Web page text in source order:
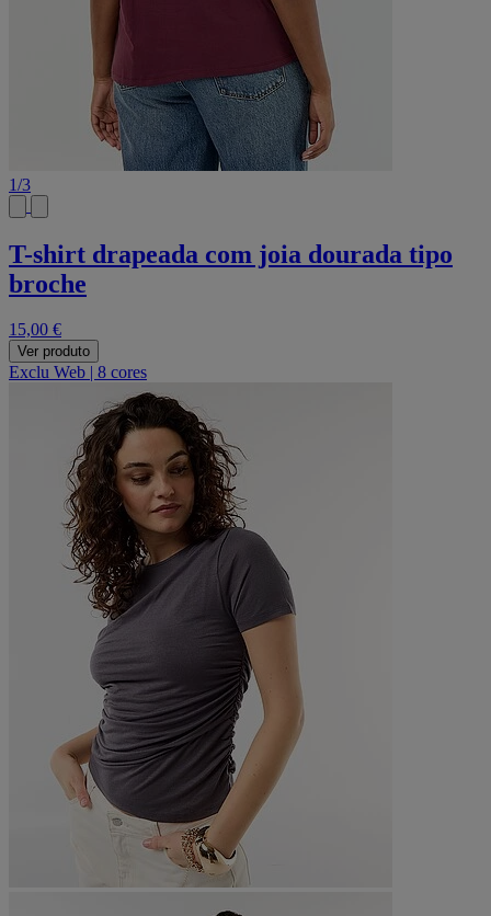
1/3
T-shirt drapeada com joia dourada tipo
broche
15,00 €
Ver produto
Exclu Web 8 cores